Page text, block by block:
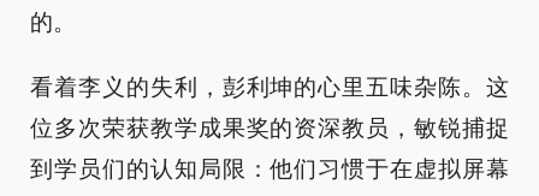
的。
看着李义的失利，彭利坤的心里五味杂陈。这
位多次荣获教学成果奖的资深教员，敏锐捕捉
到学员们的认知局限：他们习惯于在虚拟屏幕